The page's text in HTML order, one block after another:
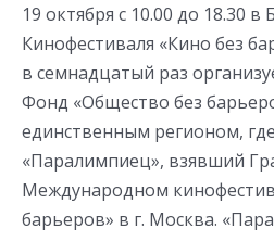
19 октября с 10.00 до 18.30 в
Кинофестиваля «Кино без
в семнадцатый раз
Фонд «Общество без
единственным регионом,
«Паралимпиец», взявший
Международном
барьеров» в г. Москва.